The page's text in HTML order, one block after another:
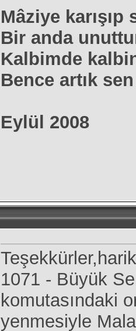
Mâziye
Bir anda
Kalbimde
Bence artık
Eylül 2008
1071 - Büyük
komutasındaki
yenmesiyle